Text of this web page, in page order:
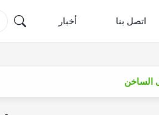
اتصل بنا أخبار